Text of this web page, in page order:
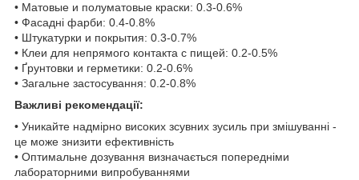
• Матовые и полуматовые краски: 0.3-0.6%
• Фасадні фарби: 0.4-0.8%
• Штукатурки и покрытия: 0.3-0.7%
• Клеи для непрямого контакта с пищей: 0.2-0.5%
• Ґрунтовки и герметики: 0.2-0.6%
• Загальне застосування: 0.2-0.8%
Важливі рекомендації:
• Уникайте надмірно високих зсувних зусиль при змішуванні -
це може знизити ефективність
• Оптимальне дозування визначається попередніми
лабораторними випробуваннями